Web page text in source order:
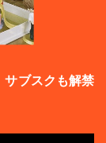
サブスクも解禁